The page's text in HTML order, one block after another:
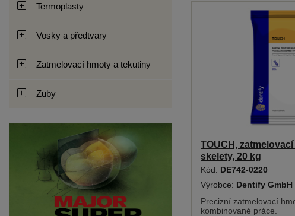
Termoplasty
Vosky a předtvary
Zatmelovací hmoty a tekutiny
Zuby
TOUCH,
skelety, 20 kg
Kód: DE742-0220
Výrobce: Dentify GmbH
Precizní zatmelovací
kombinované práce.